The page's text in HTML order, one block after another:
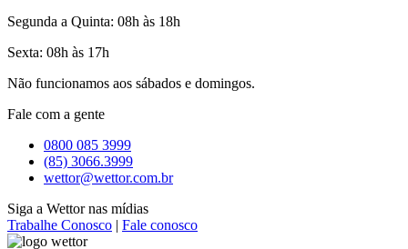
Segunda a Quinta: 08h às 18h
Sexta: 08h às 17h
Não funcionamos aos sábados e domingos.
Fale com a gente
0800 085 3999
(85) 3066.3999
wettor@wettor.com.br
Siga a Wettor nas mídias
Trabalhe Conosco | Fale conosco